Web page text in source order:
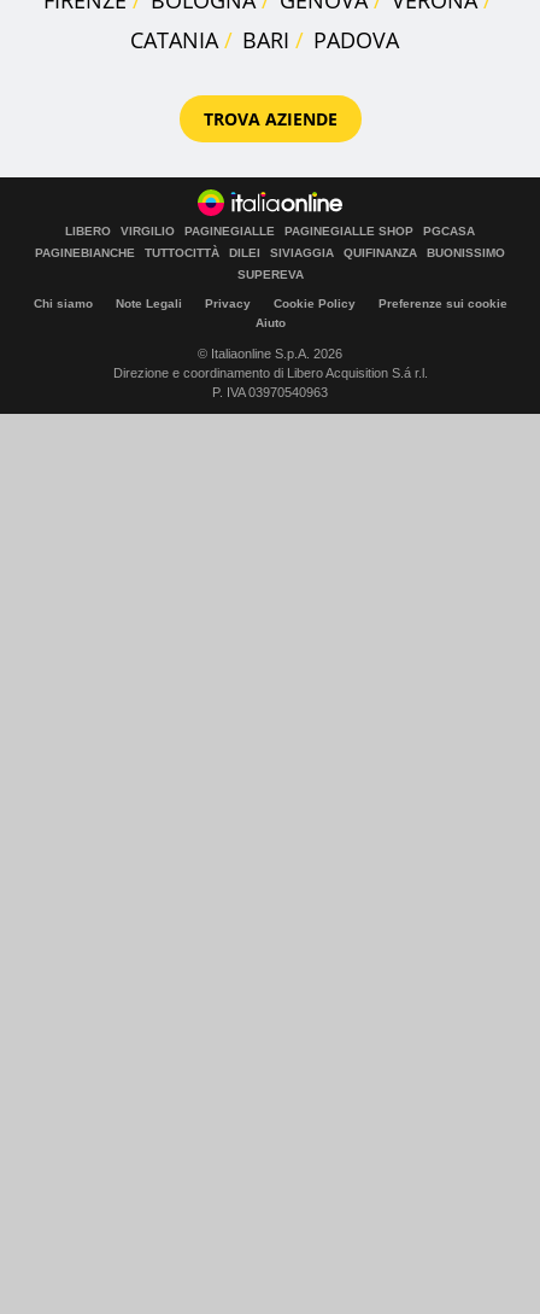
CATANIA
BARI PADOVA
TROVA AZIENDE
LIBERO VIRGILIO PAGINEGIALLE PAGINEGIALLE SHOP
PGCASA
PAGINEBIANCHE
TUTTOCITTÀ DILEI SIVIAGGIA QUIFINANZA
BUONISSIMO
SUPEREVA
Chi siamo Note Legali Privacy Cookie Policy
Preferenze sui cookie
Aiuto
© Italiaonline S.p.A. 2026
Direzione e coordinamento di Libero Acquisition S.á r.l.
P. IVA 03970540963